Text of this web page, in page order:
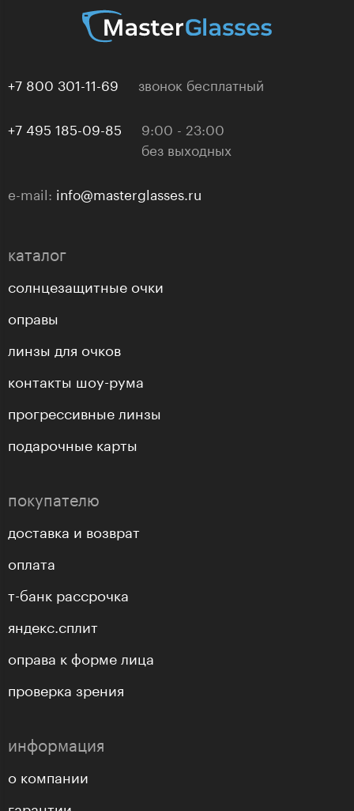
+7 800 301-11-69 звонок бесплатный
+7 495 185-09-85
9:00 - 23:00
без выходных
e-mail: info@masterglasses.ru
каталог
солнцезащитные очки
оправы
линзы для очков
контакты шоу-рума
прогрессивные линзы
подарочные карты
покупателю
доставка и возврат
оплата
т-банк рассрочка
яндекс.сплит
оправа к форме лица
проверка зрения
информация
о компании